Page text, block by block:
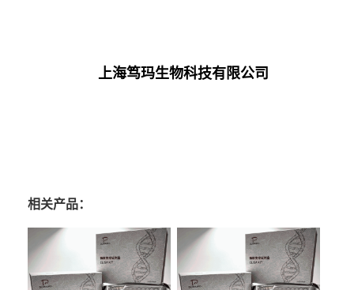
上海笃玛生物科技有限公司
相关产品：